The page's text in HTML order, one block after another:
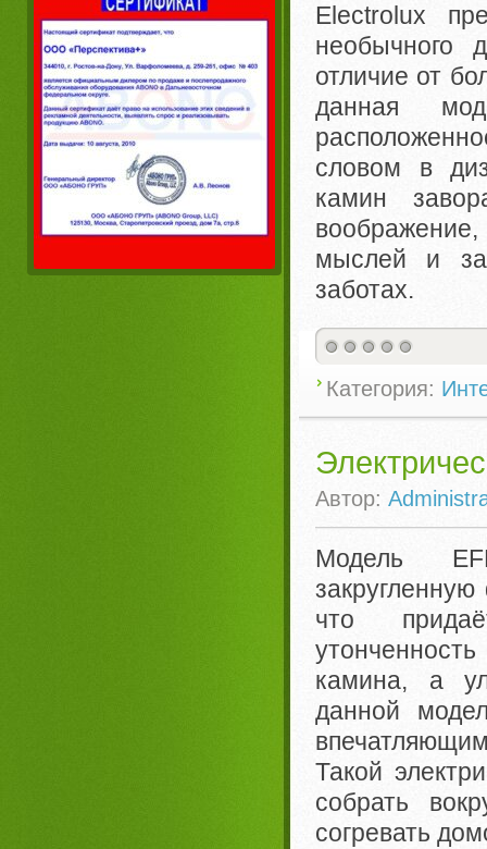
Electrolux
необычного
отличие от
данная
словом в
камин
мыслей и
заботах.
Категория:
Автор:
Модель
что
утонченность
камина, а
данной
Такой
собрать
согревать